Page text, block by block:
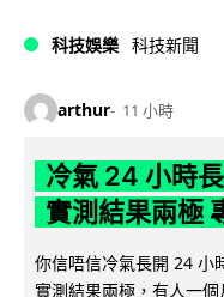
科技娛樂 科技新聞
arthur 11 小時
冷氣 24 小時
實測結果兩極
你信唔信冷氣長開 24 小
實測結果兩極，有人一